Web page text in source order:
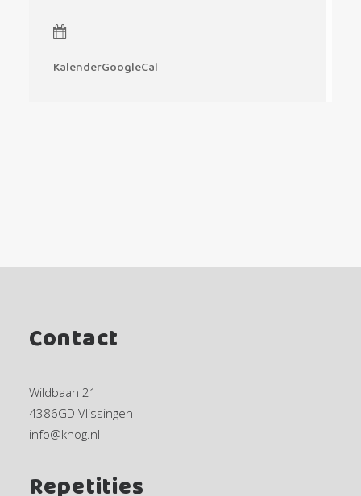
KalenderGoogleCal
Contact
Wildbaan 21
4386GD Vlissingen
info@khog.nl
Repetities